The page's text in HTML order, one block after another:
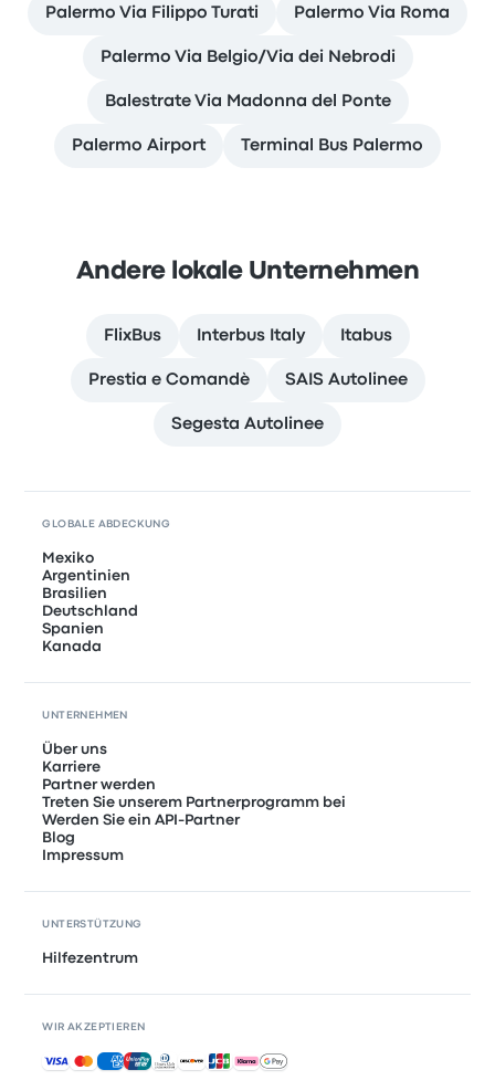
Palermo Via Filippo Turati Palermo Via Roma
Palermo Via Belgio/Via dei Nebrodi
Balestrate Via Madonna del Ponte
Palermo Airport Terminal Bus Palermo
Andere lokale Unternehmen
FlixBus Interbus Italy Itabus
Prestia e Comandè SAIS Autolinee
Segesta Autolinee
GLOBALE ABDECKUNG
Mexiko
Argentinien
Brasilien
Deutschland
Spanien
Kanada
UNTERNEHMEN
Über uns
Karriere
Partner werden
Treten Sie unserem Partnerprogramm bei
Werden Sie ein API-Partner
Blog
Impressum
UNTERSTÜTZUNG
Hilfezentrum
WIR AKZEPTIEREN
Akzeptierte Zahlungsmethoden